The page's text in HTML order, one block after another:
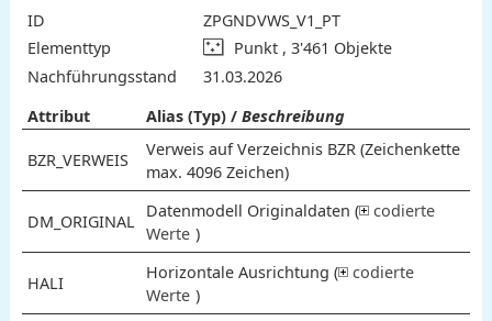
ID
ZPGNDVWS_V1_PT
Elementtyp
Punkt , 3'461 Objekte
Nachführungsstand
31.03.2026
Attribut
Alias (Typ) / Beschreibung
BZR_VERWEIS
Verweis auf Verzeichnis BZR (Zeichenkette
max. 4096 Zeichen)
DM_ORIGINAL
Datenmodell Originaldaten (
codierte
Werte )
Wert
Bedeutung
2 Originaldaten im Modell V2
3 Originaldaten im Modell V3
HALI
Horizontale Ausrichtung (
codierte
Werte )